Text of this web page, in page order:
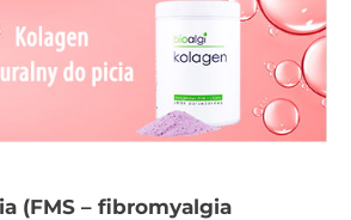
(FMS – fibromyalgia